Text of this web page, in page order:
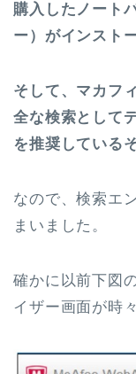
購入したノート
ー）がインスト
そして、マカフ
全な検索として
を推奨している
なので、検索エ
まいました。
確かに以前下図
イザー画面が時